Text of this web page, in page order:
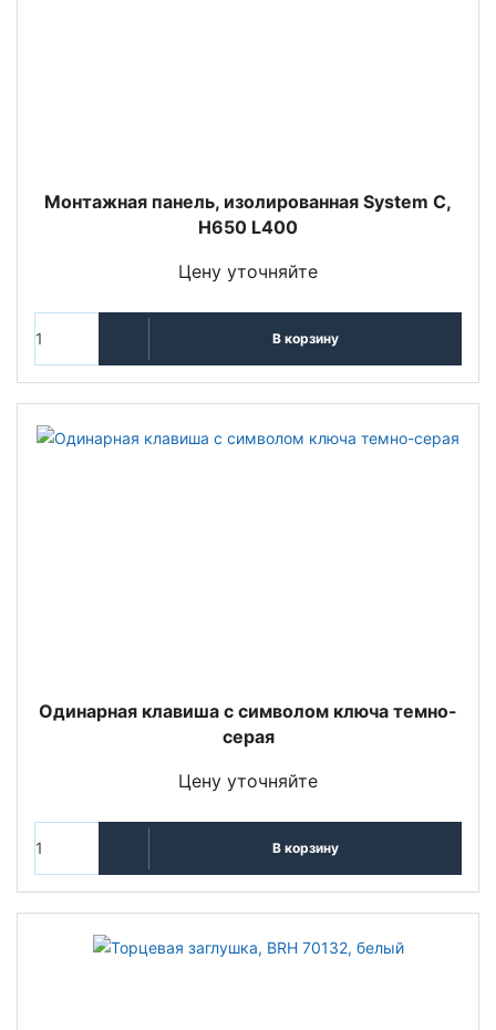
Монтажная панель, изолированная System C,
H650 L400
Цену уточняйте
В корзину
Одинарная клавиша с символом ключа темно-
серая
Цену уточняйте
В корзину